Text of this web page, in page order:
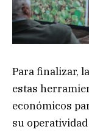
Para finalizar,
estas
económicos
su